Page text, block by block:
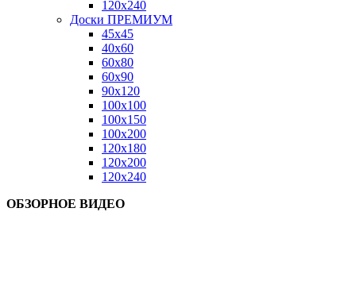
120x240
Доски ПРЕМИУМ
45x45
40x60
60x80
60x90
90x120
100x100
100x150
100x200
120x180
120x200
120x240
ОБЗОРНОЕ ВИДЕО